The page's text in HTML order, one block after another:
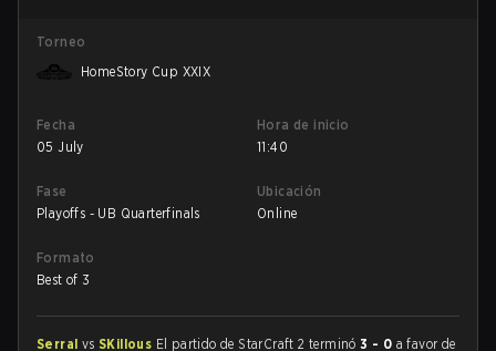
Torneo
HomeStory Cup XXIX
Fecha
05 July
Hora de inicio
11:40
Fase
Playoffs - UB Quarterfinals
Ubicación
Online
Formato
Best of 3
Serral vs SKillous El partido de StarCraft 2 terminó3 - 0 a favor de